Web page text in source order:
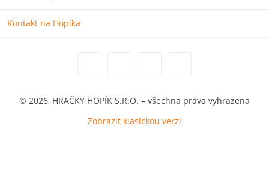
Kontakt na Hopíka
© 2026, HRAČKY HOPÍK S.R.O. – všechna práva vyhrazena
Zobrazit klasickou verzi